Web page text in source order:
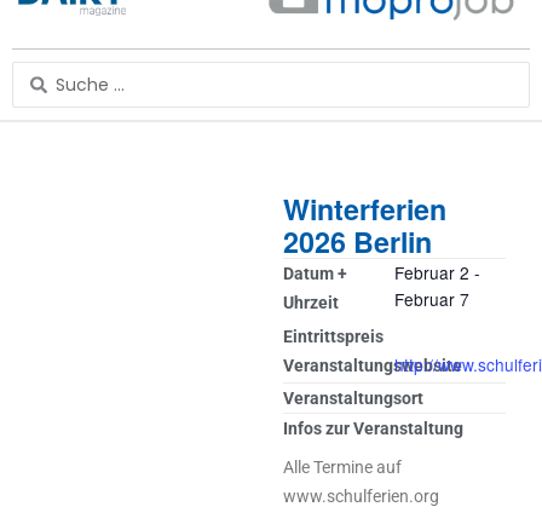
Search
...
Winterferien
2026 Berlin
Datum +
Uhrzeit
Februar 2 -
Februar 7
Eintrittspreis
Veranstaltungswebsite
http://
Veranstaltungsort
Infos zur Veranstaltung
Alle Termine auf
www.schulferien.org